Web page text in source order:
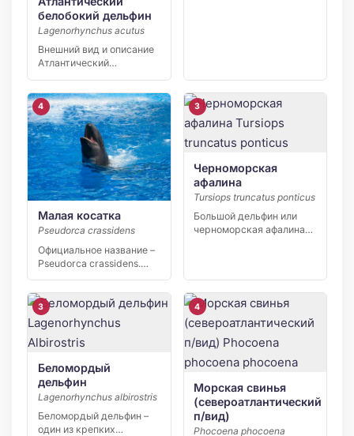
белобокий дельфин
Lagenorhynchus acutus
Внешний вид и описание
Атлантический
(Leucopleurus acutus) —
[…]
4
Малая косатка
Pseudorca crassidens
Официальное название –
Pseudorca crassidens.
относится к малым
косаткам, […]
3
Черноморская
афалина
Tursiops truncatus ponticus
Большой дельфин или
черноморская афалина
3
Беломордый
дельфин
Lagenorhynchus albirostris
Беломордый дельфин –
один из крепких
4
Морская свинья
(североатлантический
п/вид)
Phocoena phocoena